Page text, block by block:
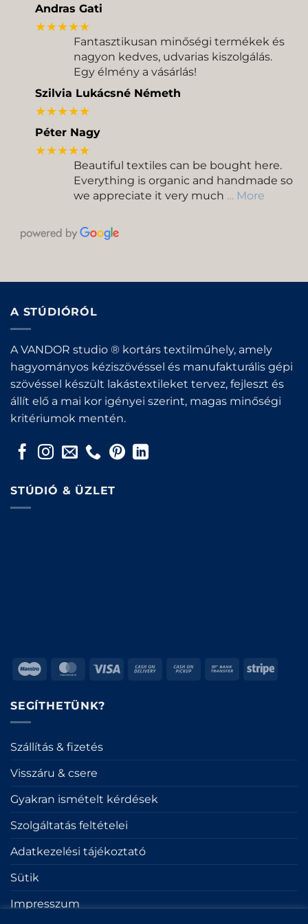
Andras Gati
★★★★★
Fantasztikusan minőségi termékek és
nagyon kedves, udvarias kiszolgálás.
Egy élmény a vásárlás!
Szilvia Lukácsné Németh
★★★★★
Péter Nagy
★★★★★
Beautiful textiles can be bought here.
Everything is organic and handmade so
we appreciate it very much … More
A STÚDIÓRÓL
A VANDOR studio ® kortárs textilműhely, amely
hagyományos kéziszövéssel és manufakturális gépi
szövéssel készült lakástextileket tervez, fejleszt és
állít elő a mai kor igényei szerint, magas minőségi
kritériumok mentén.
STÚDIÓ & ÜZLET
Maestro MasterCard
Visa
Cash
Cash
Bank
Stripe
SEGÍTHETÜNK?
Szállítás & fizetés
Visszáru & csere
Gyakran ismételt kérdések
Szolgáltatás feltételei
Adatkezelési tájékoztató
Sütik
Impresszum